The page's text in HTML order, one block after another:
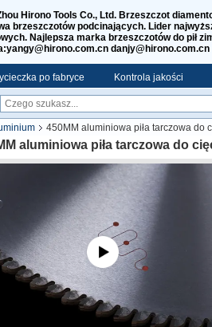
Hirono Tools Co., Ltd. Brzeszczot
brzeszczotów podcinających. Lider
Najlepsza marka brzeszczotów do pił
danjy@hirono.com.cn
po fabryce Kontrola jakości
450MM aluminiowa piła tarczowa do
aluminiowa piła tarczowa do